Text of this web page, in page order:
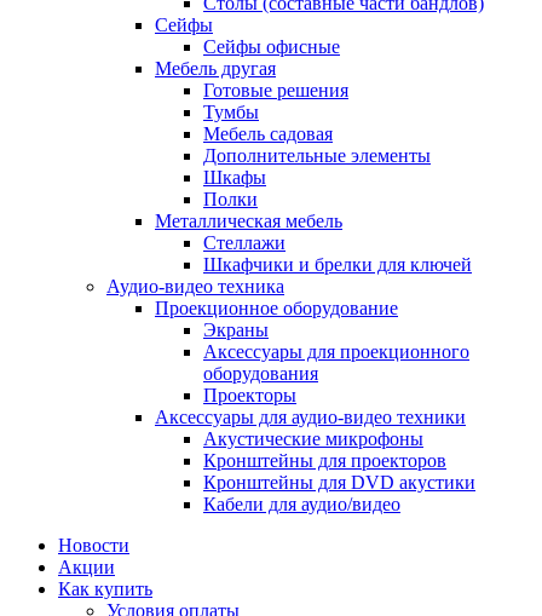
Сейфы
Сейфы офисные
Мебель другая
Готовые решения
Тумбы
Мебель садовая
Дополнительные элементы
Шкафы
Полки
Металлическая мебель
Стеллажи
Шкафчики и брелки для ключей
Аудио-видео техника
Проекционное оборудование
Экраны
Аксессуары для проекционного
оборудования
Проекторы
Аксессуары для аудио-видео техники
Акустические микрофоны
Кронштейны для проекторов
Кронштейны для DVD акустики
Кабели для аудио/видео
Новости
Акции
Как купить
Условия оплаты